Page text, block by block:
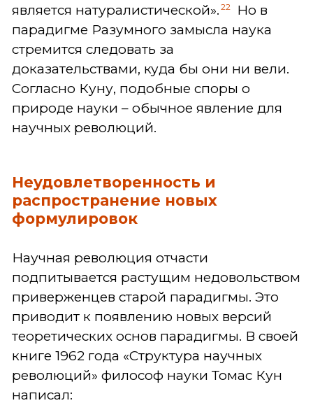
является натуралистической». 22
Но в
парадигме Разумного замысла наука
стремится следовать за
доказательствами, куда бы они ни вели.
Согласно Куну, подобные споры о
природе науки – обычное явление для
научных революций.
Неудовлетворенность и
распространение новых
формулировок
Научная революция отчасти
подпитывается растущим недовольством
приверженцев старой парадигмы. Это
приводит к появлению новых версий
теоретических основ парадигмы. В своей
книге 1962 года «Структура научных
революций» философ науки Томас Кун
написал: